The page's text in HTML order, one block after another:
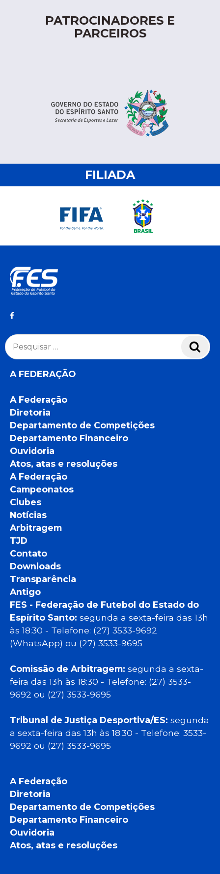
PATROCINADORES E
PARCEIROS
FILIADA
Pesquisar
por:
A FEDERAÇÃO
A Federação
Diretoria
Departamento de Competições
Departamento Financeiro
Ouvidoria
Atos, atas e resoluções
A Federação
Campeonatos
Clubes
Notícias
Arbitragem
TJD
Contato
Downloads
Transparência
Antigo
FES - Federação de Futebol do Estado do
Espírito Santo: segunda a sexta-feira das 13h
às 18:30 - Telefone: (27) 3533-9692
(WhatsApp) ou (27) 3533-9695
Comissão de Arbitragem: segunda a sexta-
feira das 13h às 18:30 - Telefone: (27) 3533-
9692 ou (27) 3533-9695
Tribunal de Justiça Desportiva/ES: segunda
a sexta-feira das 13h às 18:30 - Telefone: 3533-
9692 ou (27) 3533-9695
A Federação
Diretoria
Departamento de Competições
Departamento Financeiro
Ouvidoria
Atos, atas e resoluções